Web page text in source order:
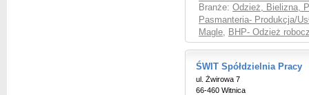
Branże: Odzież, Bielizna,
Pasmanteria- Produkcja/
Magle, BHP- Odzież
ŚWIT Spółdzielnia Pracy
ul. Żwirowa 7
66-460 Witnica